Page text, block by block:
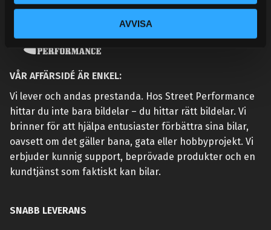
AVVISA
VÅR AFFÄRSIDÉ ÄR ENKEL:
Vi lever och andas prestanda. Hos Street Performance
hittar du inte bara bildelar – du hittar rätt bildelar. Vi
brinner för att hjälpa entusiaster förbättra sina bilar,
oavsett om det gäller bana, gata eller hobbyprojekt. Vi
erbjuder kunnig support, beprövade produkter och en
kundtjänst som faktiskt kan bilar.
SNABB LEVERANS